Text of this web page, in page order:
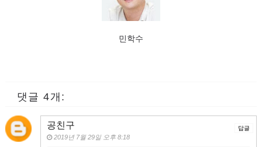
민학수
댓글 4개:
공친구
2019년 7월 29일 오후 8:18
답글